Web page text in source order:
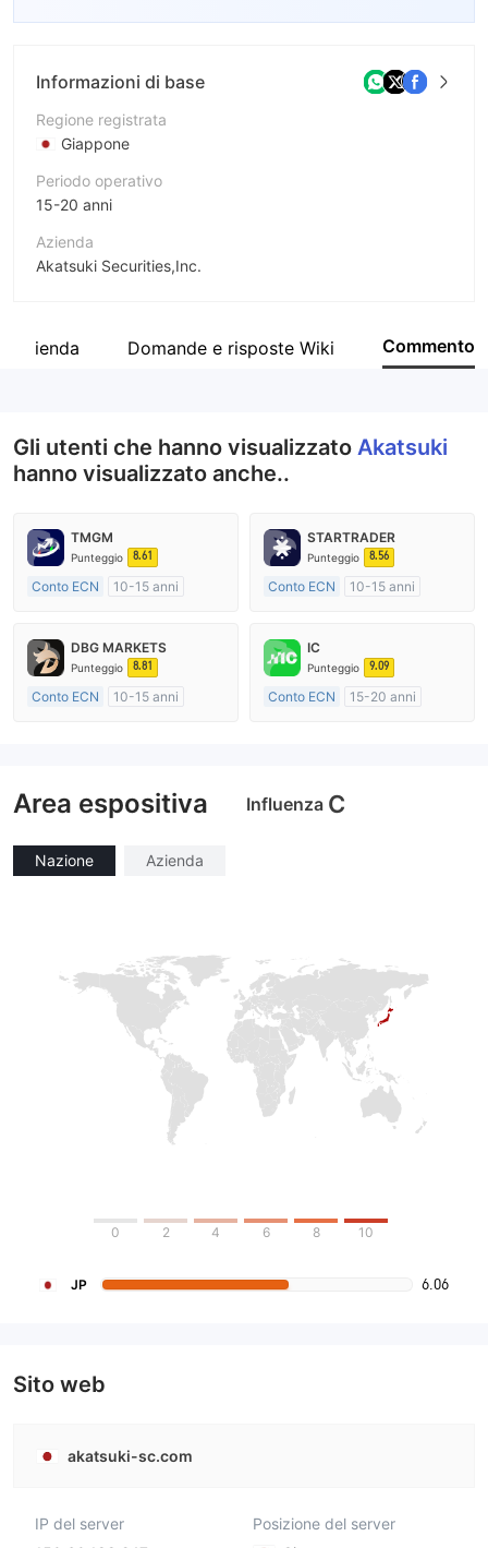
Informazioni di base
Regione registrata
Giappone
Periodo operativo
15-20 anni
Azienda
Akatsuki Securities,Inc.
Domande e risposte Wiki Commento
Gli utenti che hanno visualizzato Akatsuki
hanno visualizzato anche..
TMGM
Punteggio 8.61
Conto ECN
10-15 anni
Market Making (MM)
Etichetta principale MT4
STARTRADER
Punteggio 8.56
Conto ECN
10-15 anni
Market Making (MM)
Etichetta principale MT4
DBG MARKETS
Punteggio 8.81
Conto ECN
10-15 anni
IC
Punteggio 9.09
Conto ECN
15-20 anni
Area espositiva Influenza C
Nazione Azienda
0 2 4 6 8 10
JP 6.06
Sito web
akatsuki-sc.com
IP del server
Posizione del server